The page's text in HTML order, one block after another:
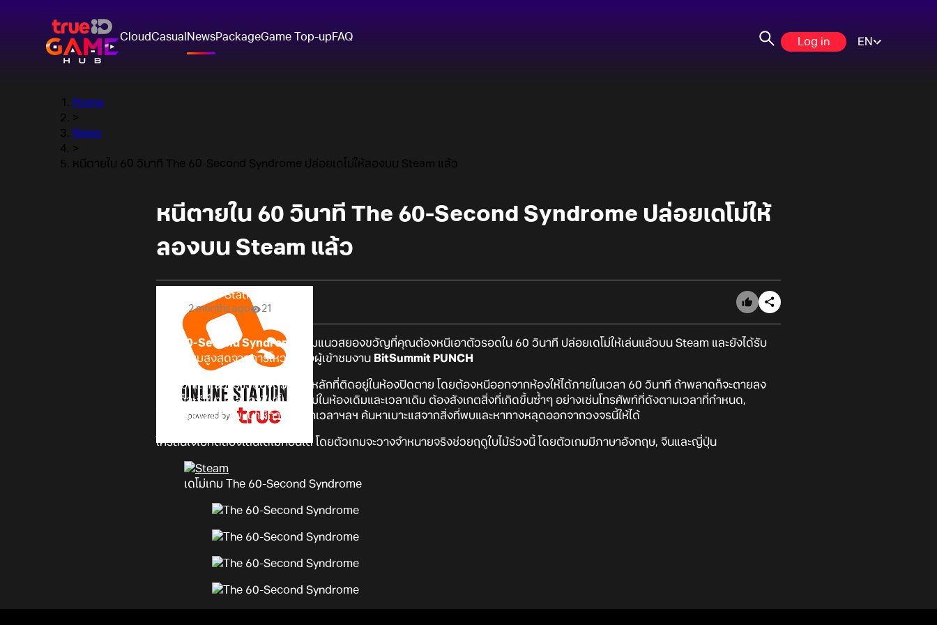
CloudCasual NewsPackageGame Top-upFAQ Log in EN
Home
>
News
>
หนีตายใน 60 วินาที The 60-Second Syndrome ปล่อยเดโม่ให้ลองบน Steam แล้ว
หนีตายใน 60 วินาที The 60-Second Syndrome ปล่อยเดโม่ให้
ลองบน Steam แล้ว
Online Station
2 months ago 21
The 60-Second Syndrome
เกมแนวสยองขวัญที่คุณต้องหนีเอาตัวรอดใน 60 วินาที ปล่อยเดโม่ให้เล่นแล้วบน Steam และยังได้รับ
ความนิยมสูงสุดจากการโหวตของผู้เข้าชมงาน BitSummit PUNCH
เกมบอกเล่าเรื่องราวของตัวละครหลักที่ติดอยู่ในห้องปิดตาย โดยต้องหนีออกจากห้องให้ได้ภายในเวลา 60 วินาที ถ้าพลาดก็จะตายลง
เวลาก็จะรีเซ็ต ผู้เล่นจะฟื้นขึ้นมาใหม่ในห้องเดิมและเวลาเดิม ต้องสังเกตสิ่งที่เกิดขึ้นซ้ำๆ อย่างเช่นโทรศัพท์ที่ดังตามเวลาที่กำหนด,
โทรทัศน์ที่ฉายภาพ, นาฬิกาที่ตีบอกเวลาฯลฯ ค้นหาเบาะแสจากสิ่งที่พบและหาทางหลุดออกจากวงจรนี้ให้ได้
ใครสนใจไปทดลองเล่นเดโม่ก่อนได้ โดยตัวเกมจะวางจำหนายจริงช่วยฤดูใบไม้ร่วงนี้ โดยตัวเกมมีภาษาอังกฤษ, จีนและญี่ปุ่น
เดโม่เกม The 60-Second Syndrome